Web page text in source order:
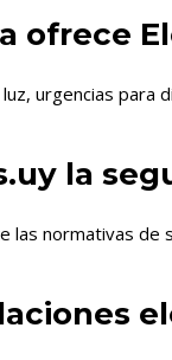
ofrece
urgencias
la
las normativas